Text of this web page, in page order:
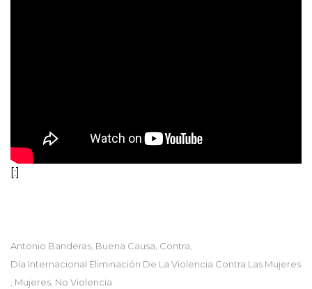
[:]
Antonio Banderas, Buena Causa, Contra,
Día Internacional Eliminación De La Violencia Contra Las Mujeres
, Mujeres, No Violencia